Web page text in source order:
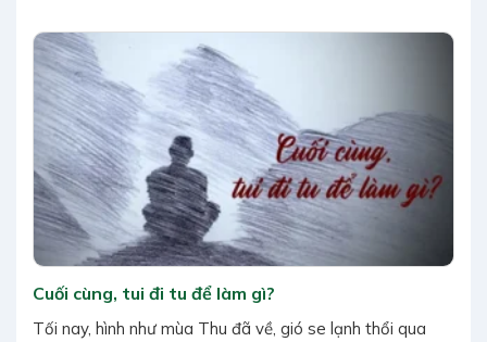
Cuối cùng, tui đi tu để làm gì?
Tối nay, hình như mùa Thu đã về, gió se lạnh thổi qua